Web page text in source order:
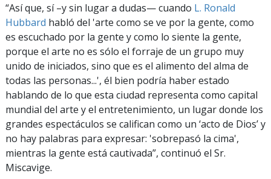
“Así que, sí –y sin lugar a dudas— cuando L. Ronald
Hubbard habló del 'arte como se ve por la gente, como
es escuchado por la gente y como lo siente la gente,
porque el arte no es sólo el forraje de un grupo muy
unido de iniciados, sino que es el alimento del alma de
todas las personas...', él bien podría haber estado
hablando de lo que esta ciudad representa como capital
mundial del arte y el entretenimiento, un lugar donde los
grandes espectáculos se califican como un ‘acto de Dios’ y
no hay palabras para expresar: 'sobrepasó la cima',
mientras la gente está cautivada”, continuó el Sr.
Miscavige.